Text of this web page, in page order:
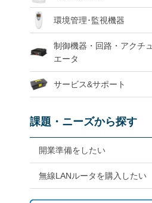
環境管理･監視機器
制御機器・回路・アクチュ
エータ
サービス&サポート
課題・ニーズから探す
開業準備をしたい
無線LANルータを購入したい